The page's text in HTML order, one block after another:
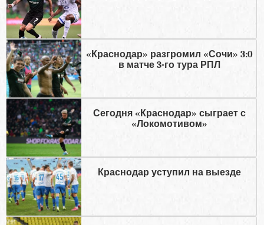
«Краснодар» разгромил «Сочи» 3:0
в матче 3-го тура РПЛ
Сегодня «Краснодар» сыграет с
«Локомотивом»
Краснодар уступил на выезде